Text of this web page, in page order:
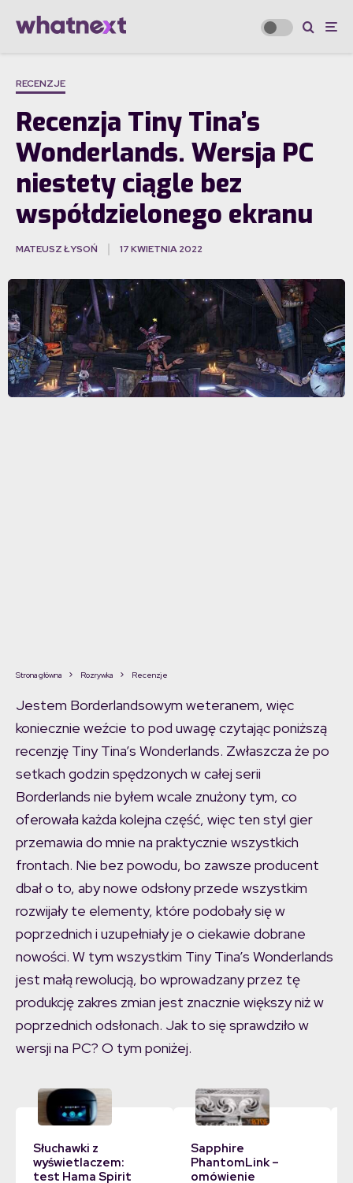
RECENZJE
Recenzja Tiny Tina’s
Wonderlands. Wersja PC
niestety ciągle bez
współdzielonego ekranu
MATEUSZ ŁYSOŃ 17 KWIETNIA 2022
Strona główna Rozrywka Recenzje
Jestem Borderlandsowym weteranem, więc
koniecznie weźcie to pod uwagę czytając poniższą
recenzję Tiny Tina’s Wonderlands. Zwłaszcza że po
setkach godzin spędzonych w całej serii
Borderlands nie byłem wcale znużony tym, co
oferowała każda kolejna część, więc ten styl gier
przemawia do mnie na praktycznie wszystkich
frontach. Nie bez powodu, bo zawsze producent
dbał o to, aby nowe odsłony przede wszystkim
rozwijały te elementy, które podobały się w
poprzednich i uzupełniały je o ciekawie dobrane
nowości. W tym wszystkim Tiny Tina’s Wonderlands
jest małą rewolucją, bo wprowadzany przez tę
produkcję zakres zmian jest znacznie większy niż w
poprzednich odsłonach. Jak to się sprawdziło w
wersji na PC? O tym poniżej.
Słuchawki z
wyświetlaczem:
test Hama Spirit
Sapphire
PhantomLink –
omówienie